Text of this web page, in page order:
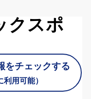
クスポ
をチェックする
利用可能）